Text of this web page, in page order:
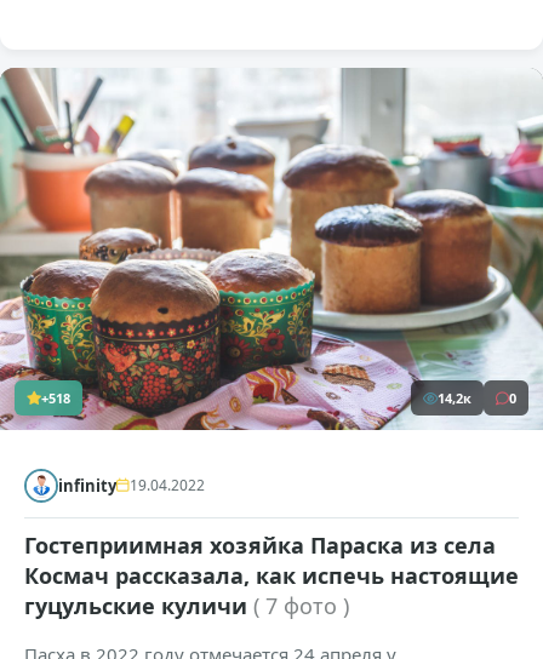
+518 14,2к 0
infinity 19.04.2022
Гостеприимная хозяйка Параска из села
Космач рассказала, как испечь настоящие
гуцульские куличи ( 7 фото )
Пасха в 2022 году отмечается 24 апреля у